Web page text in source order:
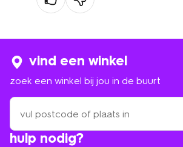
hulp nodig?
vind een winkel
zoek een winkel bij jou in de buurt
zoek
een
winkel
bij